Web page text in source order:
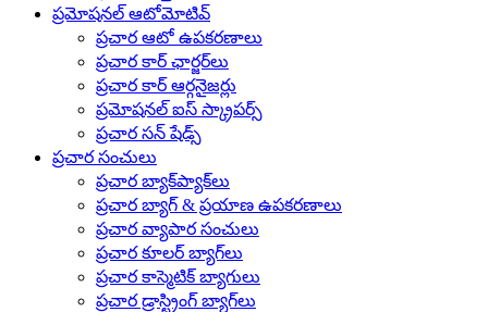
ప్రమోషనల్ ఆటోమోటివ్
ప్రచార ఆటో ఉపకరణాలు
ప్రచార కార్ ఛార్జర్‌లు
ప్రచార కార్ ఆర్గనైజర్లు
ప్రమోషనల్ ఐస్ స్క్రాపర్స్
ప్రచార సన్ షేడ్స్
ప్రచార సంచులు
ప్రచార బ్యాక్‌ప్యాక్‌లు
ప్రచార బ్యాగ్ & ప్రయాణ ఉపకరణాలు
ప్రచార వ్యాపార సంచులు
ప్రచార కూలర్ బ్యాగ్‌లు
ప్రచార కాస్మెటిక్ బ్యాగులు
ప్రచార డ్రాస్ట్రింగ్ బ్యాగ్‌లు